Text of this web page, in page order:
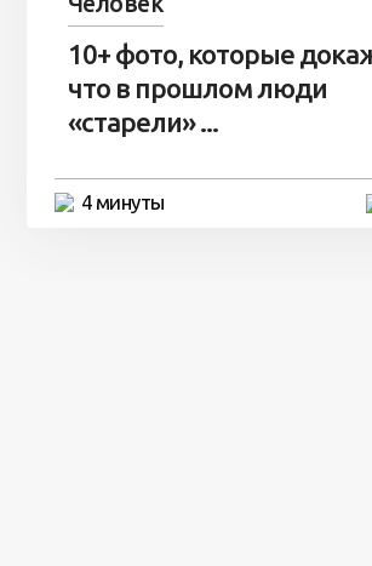
10+ фото, которые
что в прошлом люди
«старели» ...
4 минуты